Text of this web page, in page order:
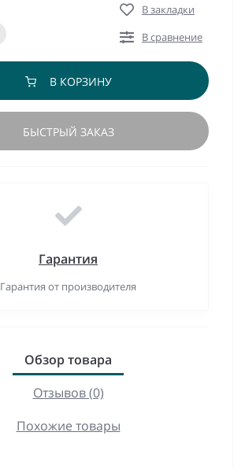
В закладки
В сравнение
В КОРЗИНУ
БЫСТРЫЙ ЗАКАЗ
Гарантия
Гарантия от производителя
Обзор товара
Отзывов (0)
Похожие товары